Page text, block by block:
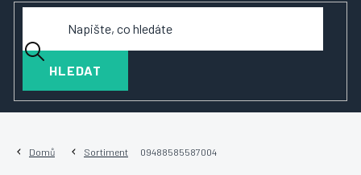
HLEDAT
Domů Sortiment 09488585587004